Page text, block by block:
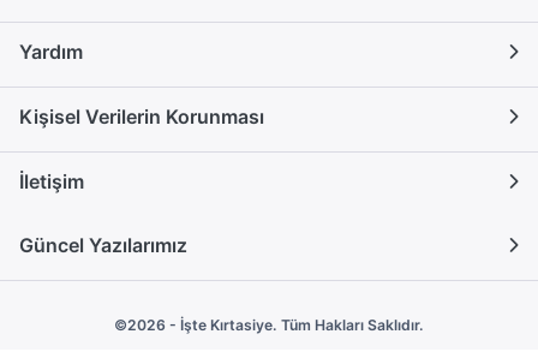
Yardım
Kişisel Verilerin Korunması
İletişim
Güncel Yazılarımız
©2026 - İşte Kırtasiye. Tüm Hakları Saklıdır.